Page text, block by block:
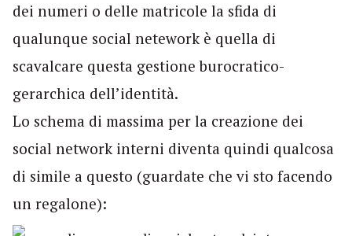
dei numeri o delle matricole la sfida di
qualunque social netework è quella di
scavalcare questa gestione burocratico-
gerarchica dell’identità.
Lo schema di massima per la creazione dei
social network interni diventa quindi qualcosa
di simile a questo (guardate che vi sto facendo
un regalone):